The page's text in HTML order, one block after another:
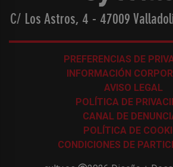
C/ Los Astros, 4 - 47009
PREFERENCIAS DE
INFORMACIÓN
AVISO LEGAL
POLÍTICA DE
CANAL DE
POLÍTICA DE
CONDICIONES DE